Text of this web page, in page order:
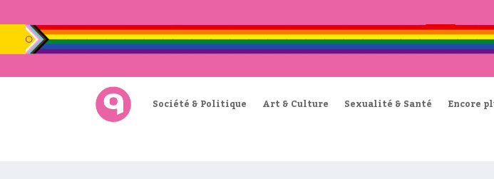
Société & Politique Art & Culture Sexualité & Santé Encore